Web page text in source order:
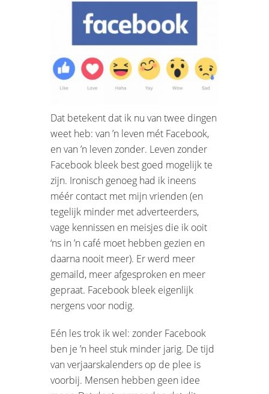
Dat betekent dat ik nu van twee dingen
weet heb: van ’n leven mét Facebook,
en van ’n leven zonder. Leven zonder
Facebook bleek best goed mogelijk te
zijn. Ironisch genoeg had ik ineens
méér contact met mijn vrienden (en
tegelijk minder met adverteerders,
vage kennissen en meisjes die ik ooit
‘ns in ’n café moet hebben gezien en
daarna nooit meer). Er werd meer
gemaild, meer afgesproken en meer
gepraat. Facebook bleek eigenlijk
nergens voor nodig.
Eén les trok ik wel: zonder Facebook
ben je ’n heel stuk minder jarig. De tijd
van verjaarskalenders op de plee is
voorbij. Mensen hebben geen idee